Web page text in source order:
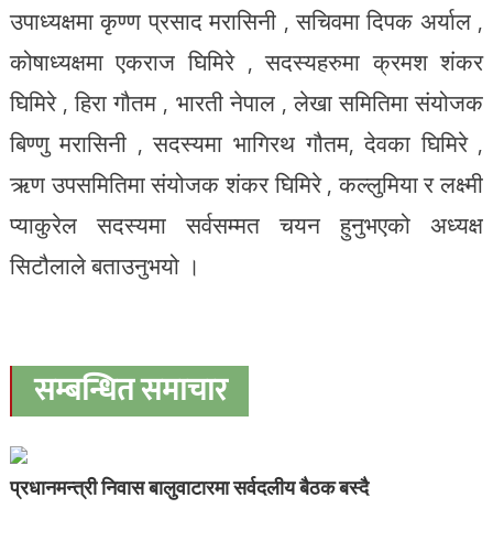
उपाध्यक्षमा कृण्ण प्रसाद मरासिनी , सचिवमा दिपक अर्याल ,
कोषाध्यक्षमा एकराज घिमिरे , सदस्यहरुमा क्रमश शंकर
घिमिरे , हिरा गौतम , भारती नेपाल , लेखा समितिमा संयोजक
बिण्णु मरासिनी , सदस्यमा भागिरथ गौतम, देवका घिमिरे ,
ऋण उपसमितिमा संयोजक शंकर घिमिरे , कल्लुमिया र लक्ष्मी
प्याकुरेल सदस्यमा सर्वसम्मत चयन हुनुभएको अध्यक्ष
सिटौलाले बताउनुभयो ।
सम्बन्धित समाचार
प्रधानमन्त्री निवास बालुवाटारमा सर्वदलीय बैठक बस्दै